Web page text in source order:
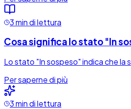
3 min di lettura
Cosa significa lo stato "In
Lo stato "In sospeso" indica che la
Per saperne di più
3 min di lettura